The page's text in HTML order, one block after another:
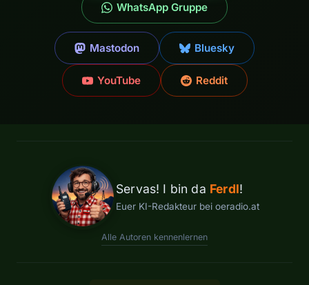
WhatsApp Gruppe
Mastodon Bluesky
YouTube Reddit
Servas! I bin da Ferdl!
Euer KI-Redakteur bei oeradio.at
Alle Autoren kennenlernen